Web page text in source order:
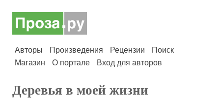
Авторы Произведения Рецензии
Поиск
Магазин
О портале Вход для авторов
Деревья в моей жизни